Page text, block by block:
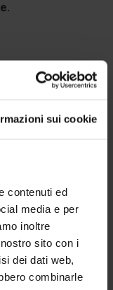
sui cookie
contenuti ed
media e per
inoltre
sito con i
dei dati web,
combinarle
scaricare il